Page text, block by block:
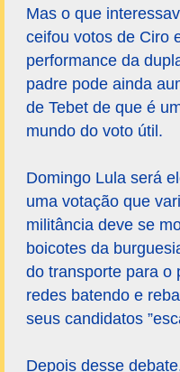
Mas o que
ceifou votos de Ciro
performance da
padre pode ainda
de Tebet de que é
mundo do voto útil.
Domingo Lula será
uma votação que
militância deve se
boicotes da
do transporte para o
redes batendo e
seus candidatos
Depois desse